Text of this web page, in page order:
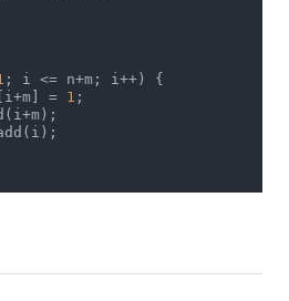
; i <= n+m; i++) {
=
1 ;